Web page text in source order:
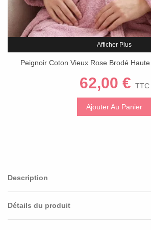
Afficher Plus
Peignoir Coton Vieux Rose Brodé
62,00 € TTC
Ajouter Au Panier
Description
Détails du produit